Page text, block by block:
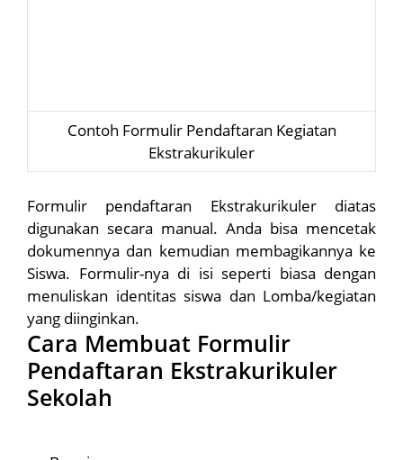
Contoh Formulir Pendaftaran Kegiatan
Ekstrakurikuler
Formulir pendaftaran Ekstrakurikuler diatas
digunakan secara manual. Anda bisa mencetak
dokumennya dan kemudian membagikannya ke
Siswa. Formulir-nya di isi seperti biasa dengan
menuliskan identitas siswa dan Lomba/kegiatan
yang diinginkan.
Cara Membuat Formulir
Pendaftaran Ekstrakurikuler
Sekolah